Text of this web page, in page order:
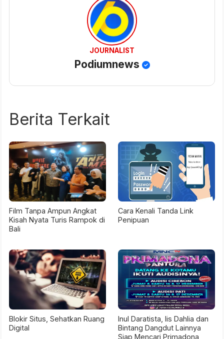
JOURNALIST
Podiumnews
Berita Terkait
Film Tanpa Ampun Angkat
Kisah Nyata Turis Rampok di
Bali
Cara Kenali Tanda Link
Penipuan
Blokir Situs, Sehatkan Ruang
Digital
Inul Daratista, Iis Dahlia dan
Bintang Dangdut Lainnya
Siap Mencari Primadona